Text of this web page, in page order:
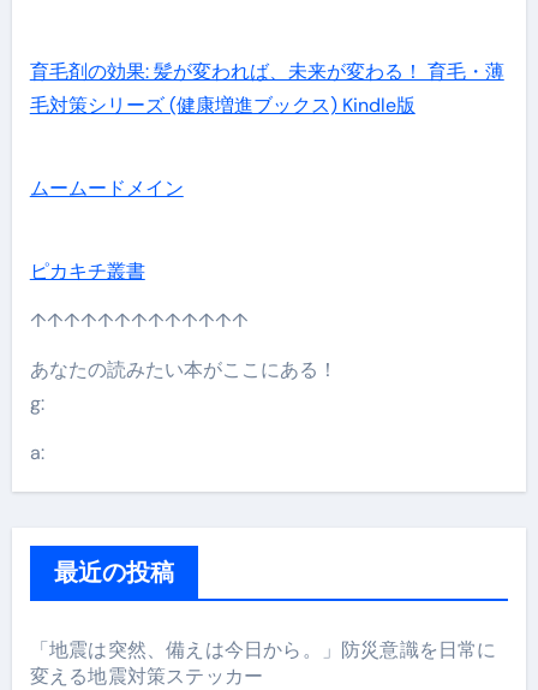
育毛剤の効果: 髪が変われば、未来が変わる！ 育毛・薄
毛対策シリーズ (健康増進ブックス) Kindle版
ムームードメイン
ピカキチ叢書
↑↑↑↑↑↑↑↑↑↑↑↑↑
あなたの読みたい本がここにある！
g:
a:
最近の投稿
「地震は突然、備えは今日から。」防災意識を日常に
変える地震対策ステッカー